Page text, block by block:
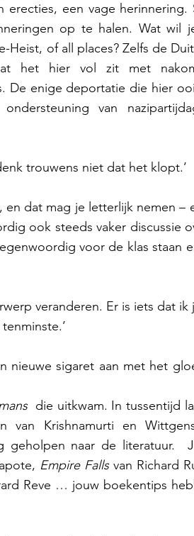
een vage herinnering.
op te halen. Wat wil
Heist, of all places? Zelfs de
het hier vol zit met
De enige deportatie die hier
van
trouwens niet dat het klopt.’
dat mag je letterlijk nemen –
ook steeds vaker discussie
voor de klas staan
veranderen. Er is iets dat ik
nieuwe sigaret aan met het
die uitkwam. In tussentijd
van Krishnamurti en
geholpen naar de literatuur.
Empire Falls van Richard
Reve … jouw boekentips